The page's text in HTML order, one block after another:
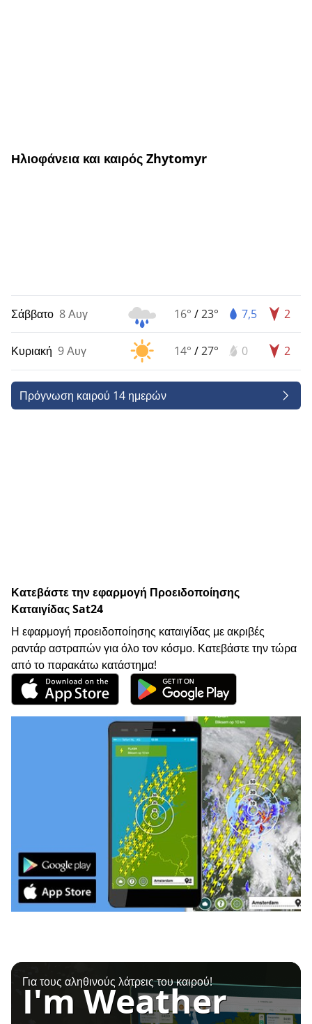
Ηλιοφάνεια και καιρός Zhytomyr
Σάββατο 8 Αυγ 16° /23° 7,5 2
Κυριακή 9 Αυγ 14° /27° 0 2
Πρόγνωση καιρού 14 ημερών
Κατεβάστε την εφαρμογή Προειδοποίησης
Καταιγίδας Sat24
Η εφαρμογή προειδοποίησης καταιγίδας με ακριβές
ραντάρ αστραπών για όλο τον κόσμο. Κατεβάστε την τώρα
από το παρακάτω κατάστημα!
Για τους αληθινούς λάτρεις του καιρού!
I'm Weather